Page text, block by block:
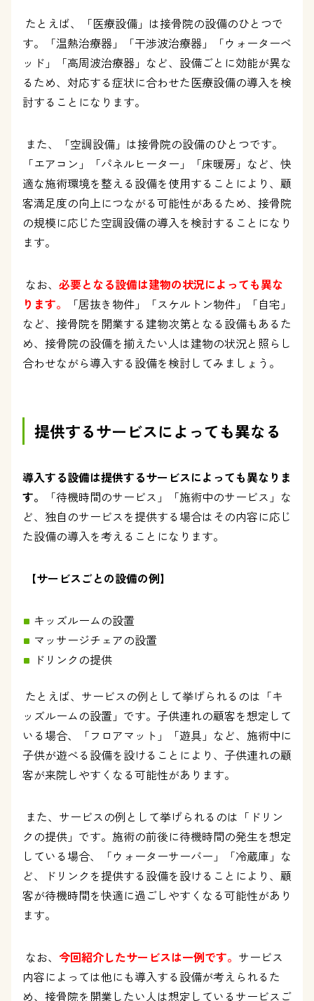
たとえば、「医療設備」は接骨院の設備のひとつで
す。「温熱治療器」「干渉波治療器」「ウォーターベ
ッド」「高周波治療器」など、設備ごとに効能が異な
るため、対応する症状に合わせた医療設備の導入を検
討することになります。
また、「空調設備」は接骨院の設備のひとつです。
「エアコン」「パネルヒーター」「床暖房」など、快
適な施術環境を整える設備を使用することにより、顧
客満足度の向上につながる可能性があるため、接骨院
の規模に応じた空調設備の導入を検討することになり
ます。
なお、 必要となる設備は建物の状況によっても異な
ります。
「居抜き物件」「スケルトン物件」「自宅」
など、接骨院を開業する建物次第となる設備もあるた
め、接骨院の設備を揃えたい人は建物の状況と照らし
合わせながら導入する設備を検討してみましょう。
提供するサービスによっても異なる
導入する設備は提供するサービスによっても異なりま
す。
「待機時間のサービス」「施術中のサービス」な
ど、独自のサービスを提供する場合はその内容に応じ
た設備の導入を考えることになります。
【サービスごとの設備の例】
キッズルームの設置
マッサージチェアの設置
ドリンクの提供
たとえば、サービスの例として挙げられるのは「キ
ッズルームの設置」です。子供連れの顧客を想定して
いる場合、「フロアマット」「遊具」など、施術中に
子供が遊べる設備を設けることにより、子供連れの顧
客が来院しやすくなる可能性があります。
また、サービスの例として挙げられるのは「ドリン
クの提供」です。施術の前後に待機時間の発生を想定
している場合、「ウォーターサーバー」「冷蔵庫」な
ど、ドリンクを提供する設備を設けることにより、顧
客が待機時間を快適に過ごしやすくなる可能性があり
ます。
なお、 今回紹介したサービスは一例です。 サービス
内容によっては他にも導入する設備が考えられるた
め、接骨院を開業したい人は想定しているサービスご